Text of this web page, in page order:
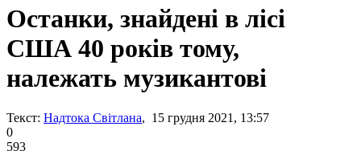
Останки, знайдені в лісі
США 40 років тому,
належать музикантові
Текст: Надтока Світлана, 15 грудня 2021, 13:57
0
593